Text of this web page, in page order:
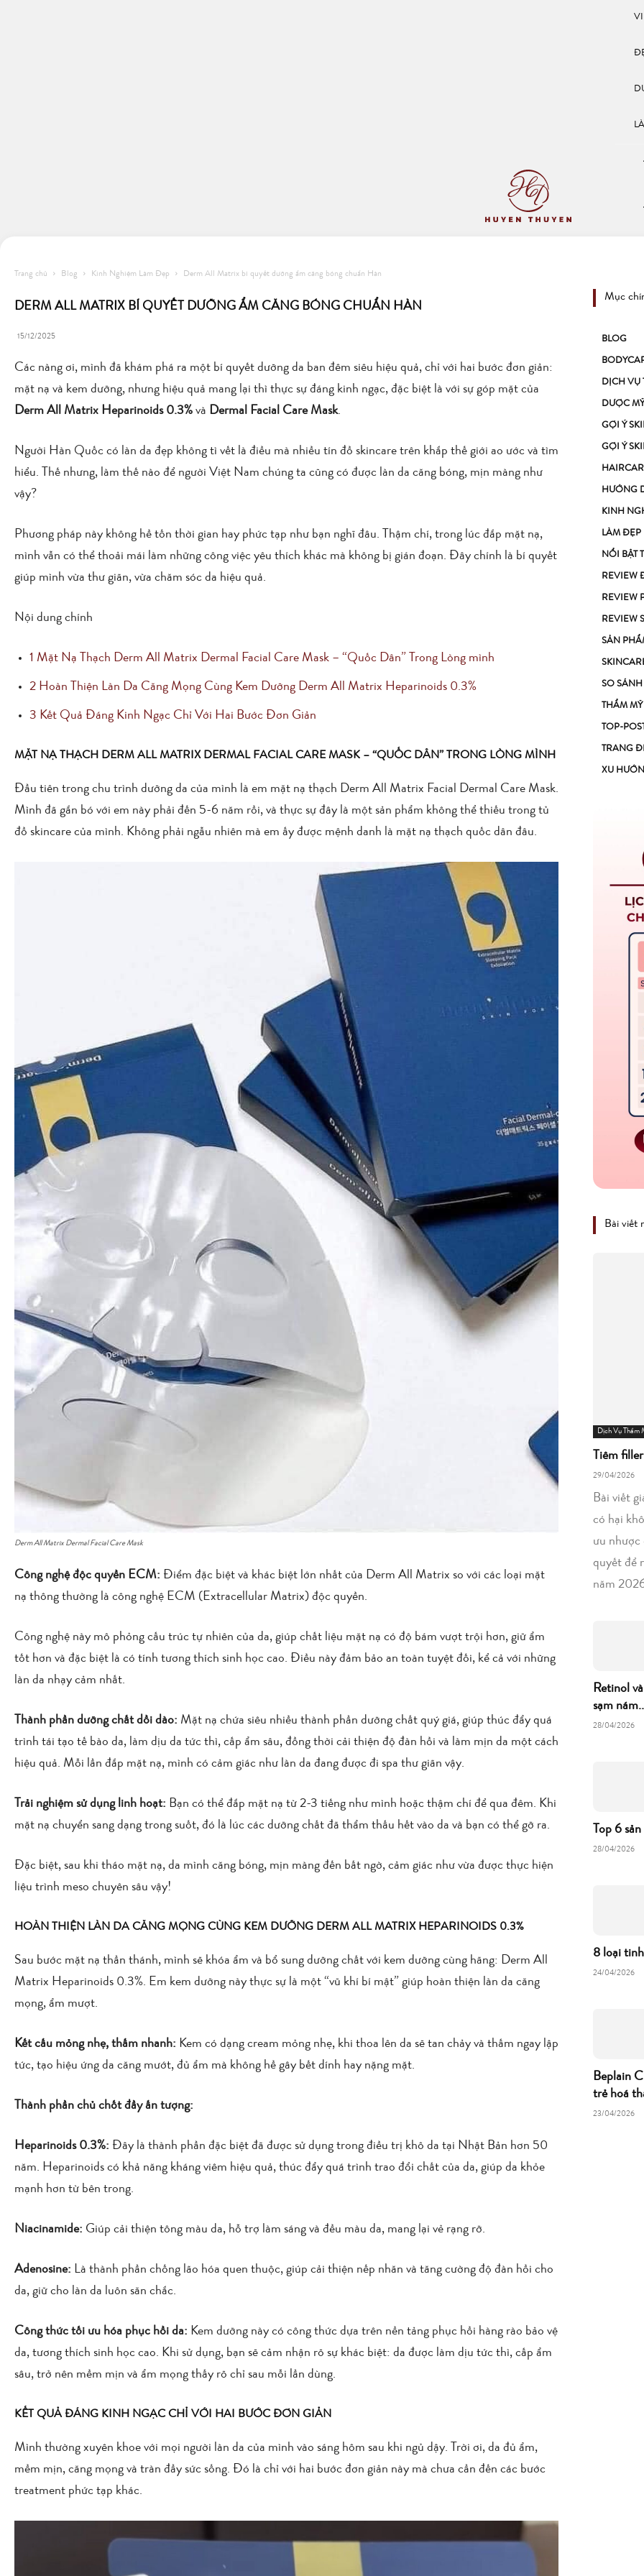
Trang chủ Blog Kinh Nghiệm Làm Đẹp Derm All Matrix bí quyết dưỡng ẩm căng bóng chuẩn Hàn
DERM ALL MATRIX BÍ QUYẾT DƯỠNG ẨM CĂNG BÓNG CHUẨN HÀN
15/12/2025
Các nàng ơi, mình đã khám phá ra một bí quyết dưỡng da ban đêm siêu hiệu quả, chỉ với hai bước đơn giản:
mặt nạ và kem dưỡng, nhưng hiệu quả mang lại thì thực sự đáng kinh ngạc, đặc biệt là với sự góp mặt của
Derm All Matrix Heparinoids 0.3% và Dermal Facial Care Mask.
Người Hàn Quốc có làn da đẹp không tì vết là điều mà nhiều tín đồ skincare trên khắp thế giới ao ước và tìm
hiểu. Thế nhưng, làm thế nào để người Việt Nam chúng ta cũng có được làn da căng bóng, mịn màng như
vậy?
Phương pháp này không hề tốn thời gian hay phức tạp như bạn nghĩ đâu. Thậm chí, trong lúc đắp mặt nạ,
mình vẫn có thể thoải mái làm những công việc yêu thích khác mà không bị gián đoạn. Đây chính là bí quyết
giúp mình vừa thư giãn, vừa chăm sóc da hiệu quả.
Nội dung chính
1 Mặt Nạ Thạch Derm All Matrix Dermal Facial Care Mask – “Quốc Dân” Trong Lòng mình
2 Hoàn Thiện Làn Da Căng Mọng Cùng Kem Dưỡng Derm All Matrix Heparinoids 0.3%
3 Kết Quả Đáng Kinh Ngạc Chỉ Với Hai Bước Đơn Giản
MẶT NẠ THẠCH DERM ALL MATRIX DERMAL FACIAL CARE MASK – “QUỐC DÂN” TRONG LÒNG MÌNH
Đầu tiên trong chu trình dưỡng da của mình là em mặt nạ thạch Derm All Matrix Facial Dermal Care Mask.
Mình đã gắn bó với em này phải đến 5-6 năm rồi, và thực sự đây là một sản phẩm không thể thiếu trong tủ
đồ skincare của mình. Không phải ngẫu nhiên mà em ấy được mệnh danh là mặt nạ thạch quốc dân đâu.
Derm All Matrix Dermal Facial Care Mask
Công nghệ độc quyền ECM: Điểm đặc biệt và khác biệt lớn nhất của Derm All Matrix so với các loại mặt
nạ thông thường là công nghệ ECM (Extracellular Matrix) độc quyền.
Công nghệ này mô phỏng cấu trúc tự nhiên của da, giúp chất liệu mặt nạ có độ bám vượt trội hơn, giữ ẩm
tốt hơn và đặc biệt là có tính tương thích sinh học cao. Điều này đảm bảo an toàn tuyệt đối, kể cả với những
làn da nhạy cảm nhất.
Thành phần dưỡng chất dồi dào: Mặt nạ chứa siêu nhiều thành phần dưỡng chất quý giá, giúp thúc đẩy quá
trình tái tạo tế bào da, làm dịu da tức thì, cấp ẩm sâu, đồng thời cải thiện độ đàn hồi và làm mịn da một cách
hiệu quả. Mỗi lần đắp mặt nạ, mình có cảm giác như làn da đang được đi spa thư giãn vậy.
Trải nghiệm sử dụng linh hoạt: Bạn có thể đắp mặt nạ từ 2-3 tiếng như mình hoặc thậm chí để qua đêm. Khi
mặt nạ chuyển sang dạng trong suốt, đó là lúc các dưỡng chất đã thẩm thấu hết vào da và bạn có thể gỡ ra.
Đặc biệt, sau khi tháo mặt nạ, da mình căng bóng, mịn màng đến bất ngờ, cảm giác như vừa được thực hiện
liệu trình meso chuyên sâu vậy!
HOÀN THIỆN LÀN DA CĂNG MỌNG CÙNG KEM DƯỠNG DERM ALL MATRIX HEPARINOIDS 0.3%
Sau bước mặt nạ thần thánh, mình sẽ khóa ẩm và bổ sung dưỡng chất với kem dưỡng cùng hãng: Derm All
Matrix Heparinoids 0.3%. Em kem dưỡng này thực sự là một “vũ khí bí mật” giúp hoàn thiện làn da căng
mọng, ẩm mượt.
Kết cấu mỏng nhẹ, thấm nhanh: Kem có dạng cream mỏng nhẹ, khi thoa lên da sẽ tan chảy và thấm ngay lập
tức, tạo hiệu ứng da căng mướt, đủ ẩm mà không hề gây bết dính hay nặng mặt.
Thành phần chủ chốt đầy ấn tượng:
Heparinoids 0.3%: Đây là thành phần đặc biệt đã được sử dụng trong điều trị khô da tại Nhật Bản hơn 50
năm. Heparinoids có khả năng kháng viêm hiệu quả, thúc đẩy quá trình trao đổi chất của da, giúp da khỏe
mạnh hơn từ bên trong.
Niacinamide: Giúp cải thiện tông màu da, hỗ trợ làm sáng và đều màu da, mang lại vẻ rạng rỡ.
Adenosine: Là thành phần chống lão hóa quen thuộc, giúp cải thiện nếp nhăn và tăng cường độ đàn hồi cho
da, giữ cho làn da luôn săn chắc.
Công thức tối ưu hóa phục hồi da: Kem dưỡng này có công thức dựa trên nền tảng phục hồi hàng rào bảo vệ
da, tương thích sinh học cao. Khi sử dụng, bạn sẽ cảm nhận rõ sự khác biệt: da được làm dịu tức thì, cấp ẩm
sâu, trở nên mềm mịn và ẩm mọng thấy rõ chỉ sau mỗi lần dùng.
KẾT QUẢ ĐÁNG KINH NGẠC CHỈ VỚI HAI BƯỚC ĐƠN GIẢN
Mình thường xuyên khoe với mọi người làn da của mình vào sáng hôm sau khi ngủ dậy. Trời ơi, da đủ ẩm,
mềm mịn, căng mọng và tràn đầy sức sống. Đó là chỉ với hai bước đơn giản này mà chưa cần đến các bước
treatment phức tạp khác.
Mục
BLOG
DỊCH VỤ
DƯỢC
GỢI Ý
GỢI Ý
HƯỚNG
KINH
LÀM ĐẸP
NỔI BẬT
REVIEW
REVIEW
REVIEW
SẢN
SO
THẨM MỸ
TOP-
TRANG
XU
Bài viết
Dịch Vụ Thẩm
Tiêm
29/04/2026
Bài viết
có hại
ưu nhược
quyết để
năm
Retinol
sạm
28/04/2026
Top 6
28/04/2026
8 loại
24/04/2026
Beplain
trẻ hoá
23/04/2026